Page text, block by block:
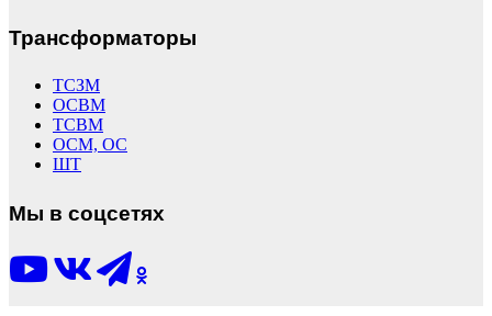
Трансформаторы
ТСЗМ
ОСВМ
ТСВМ
ОСМ, ОС
ШТ
Мы в соцсетях